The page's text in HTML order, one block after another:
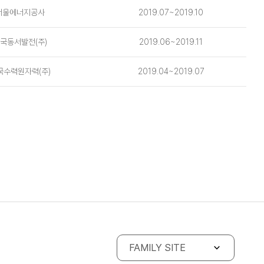
울에너지공사 2019.07~2019.10
동서발전(주) 2019.06~2019.11
수력원자력(주) 2019.04~2019.07
FAMILY SITE